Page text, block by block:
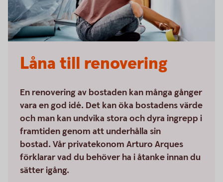
Låna till renovering
En renovering av bostaden kan många gånger
vara en god idé. Det kan öka bostadens värde
och man kan undvika stora och dyra ingrepp i
framtiden genom att underhålla sin
bostad. Vår privatekonom Arturo Arques
förklarar vad du behöver ha i åtanke innan du
sätter igång.